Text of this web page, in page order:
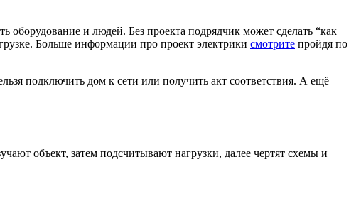
и людей. Без проекта подрядчик может сделать “как
Больше информации про проект электрики смотрите пройдя по
подключить дом к сети или получить акт соответствия. А ещё
объект, затем подсчитывают нагрузки, далее чертят схемы и